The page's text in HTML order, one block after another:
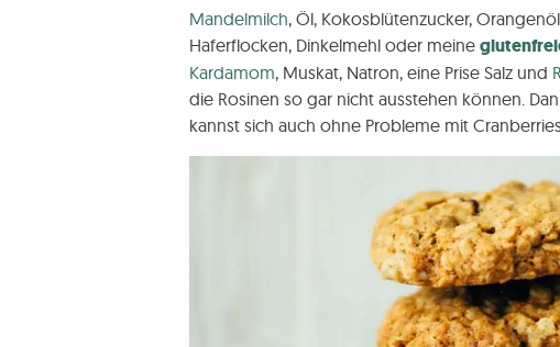
Mandelmilch, Öl, Kokosblütenzucker,
Haferflocken, Dinkelmehl oder meine
Kardamom, Muskat, Natron, eine Prise Salz und
die Rosinen so gar nicht ausstehen können.
kannst sich auch ohne Probleme mit